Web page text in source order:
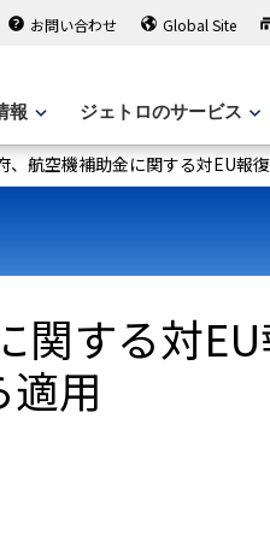
お問い合わせ Global Site
報 ジェトロのサービス
、航空機補助金に関する対EU報
関する対
用